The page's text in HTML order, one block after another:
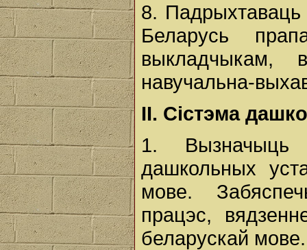
8. Падрыхтаваць
Беларусь
выкладчыкам,
навучальна-
II. Сістэма
1. Вызначыць
дашкольных
мове.
працэс,
беларускай мове.